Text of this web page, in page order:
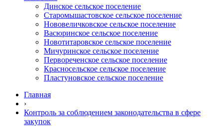
Динское сельское поселение
Старомышастовское сельское поселение
Нововеличковское сельское поселение
Васюринское сельское поселение
Новотитаровское сельское поселение
Мичуринское сельское поселение
Первореченское сельское поселение
Красносельское сельское поселение
Пластуновское сельское поселение
Главная
›
Контроль за соблюдением законодательства в сфере
закупок